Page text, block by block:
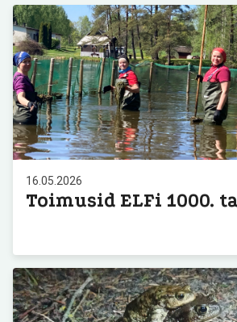
16.05.2026
Toimusid ELFi 1000.